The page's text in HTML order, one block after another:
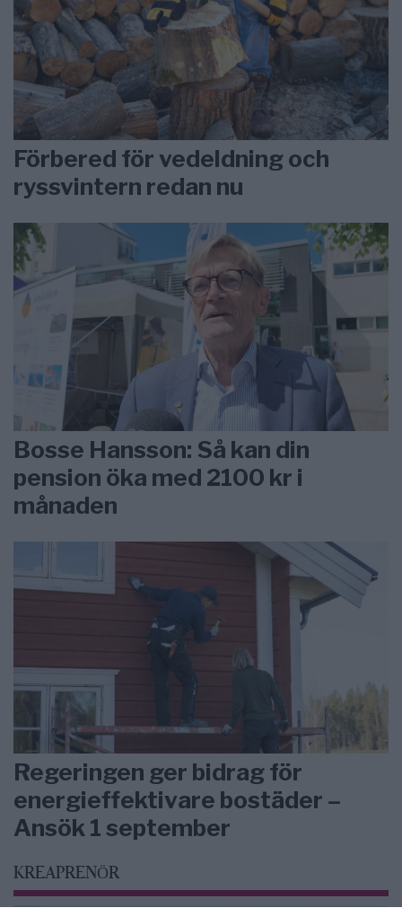
Förbered för vedeldning och
ryssvintern redan nu
Bosse Hansson: Så kan din
pension öka med 2100 kr i
månaden
Regeringen ger bidrag för
energieffektivare bostäder –
Ansök 1 september
KREAPRENÖR